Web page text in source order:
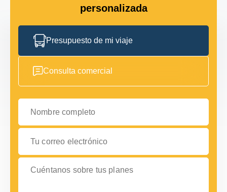
personalizada
Presupuesto de mi viaje
Consulta comercial
Nombre completo
Tu correo electrónico
Cuéntanos sobre tus planes